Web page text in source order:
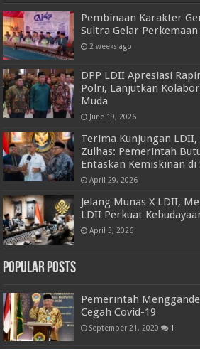
Pembinaan Karakter
Sultra Gelar
2 weeks ago
DPP LDII Apresiasi
Polri, Lanjutkan
Muda
June 19, 2026
Terima Kunjungan
Zulhas: Pemerintah
Entaskan Kemiskinan
April 29, 2026
Jelang Munas X LDII,
LDII Perkuat
April 3, 2026
Popular Posts
Pemerintah
Cegah Covid-19
September 21, 2020 1